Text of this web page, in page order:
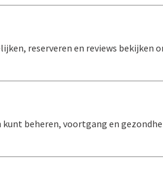
reserveren en reviews bekijken
beheren, voortgang en